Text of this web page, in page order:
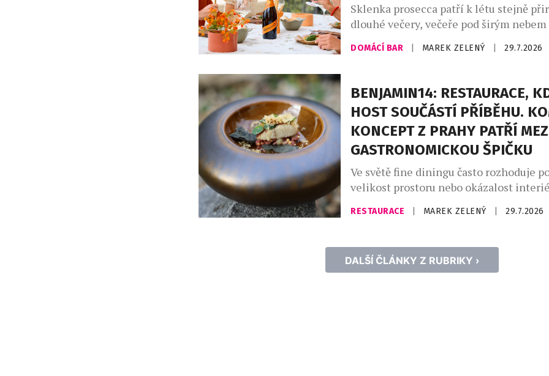
Sklenka prosecca patří k létu stejně
dlouhé večery, večeře pod širým
setkání s přáteli. Své pevné místo si
našich skleničkách. Česká republika je
jemně perlivého frizzante jí patří
místo. Mezinárodní den prosecca,
připadá na […]
DOMÁCÍ BAR MAREK ZELENÝ 29.7.2026
BENJAMIN14: RESTAURACE,
HOST SOUČÁSTÍ PŘÍBĚHU.
KONCEPT Z PRAHY PATŘÍ
GASTRONOMICKOU ŠPIČKU
Ve světě fine diningu často rozhoduje
velikost prostoru nebo okázalost
Restaurace Benjamin14, která otevřela
roce 2018 v pražských Vršovicích, se
prostor pro pouhých deset hostů.
servisu přišel osobní dialog. A místo
RESTAURACE MAREK ZELENÝ 29.7.2026
DALŠÍ ČLÁNKY Z RUBRIKY ›